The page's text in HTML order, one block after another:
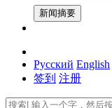
新闻摘要
Русский English
签到 注册